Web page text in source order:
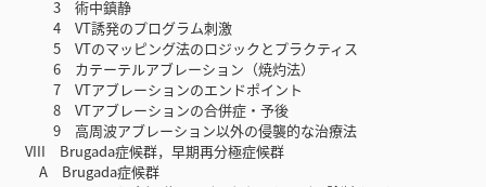
3 術中鎮静
4 VT誘発のプログラム刺激
5 VTのマッピング法のロジックとプラクティス
6 カテーテルアブレーション（焼灼法）
7 VTアブレーションのエンドポイント
8 VTアブレーションの合併症・予後
9 高周波アブレーション以外の侵襲的な治療法
VIII Brugada症候群，早期再分極症候群
A Brugada症候群